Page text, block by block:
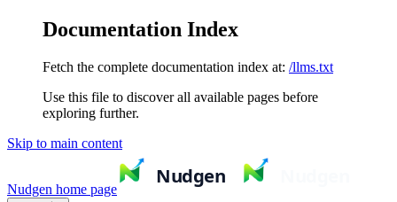
Documentation Index
Fetch the complete documentation index at: /llms.txt
Use this file to discover all available pages before
exploring further.
Skip to main content
Nudgen home page